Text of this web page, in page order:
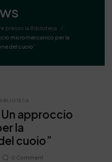
presso la Biblioteca
/
micromeccanico per la
del cuoio”
approccio
la
cuoio”
0 Comment